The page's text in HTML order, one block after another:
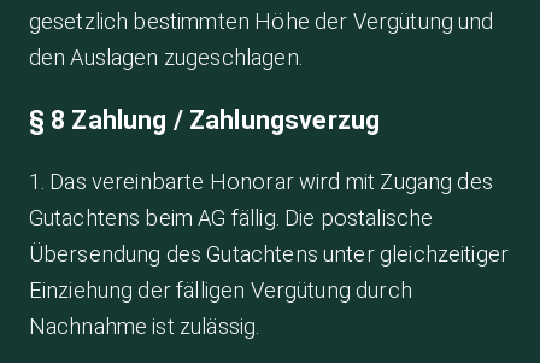
gesetzlich bestimmten Höhe der Vergütung und
den Auslagen zugeschlagen.
§ 8 Zahlung / Zahlungsverzug
1. Das vereinbarte Honorar wird mit Zugang des
Gutachtens beim AG fällig. Die postalische
Übersendung des Gutachtens unter gleichzeitiger
Einziehung der fälligen Vergütung durch
Nachnahme ist zulässig.